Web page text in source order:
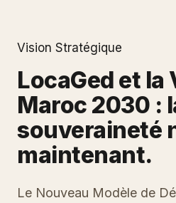
Vision Stratégique
LocaGed et la
Maroc 2030 :
souveraineté
maintenant.
Le Nouveau Modèle de